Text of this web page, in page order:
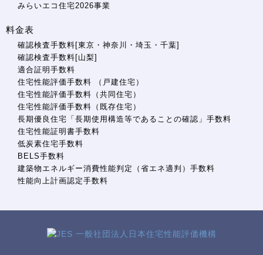
みらいエコ住宅2026事業
料金表
確認検査手数料[東京・神奈川・埼玉・千葉]
確認検査手数料[山梨]
適合証明手数料
住宅性能評価手数料 （戸建住宅）
住宅性能評価手数料（共同住宅）
住宅性能評価手数料（既存住宅）
長期優良住宅「長期使用構造等であることの確認」手数料
住宅性能証明書手数料
低炭素住宅手数料
BELS手数料
建築物エネルギー消費性能判定（省エネ適判）手数料
性能向上計画認定手数料